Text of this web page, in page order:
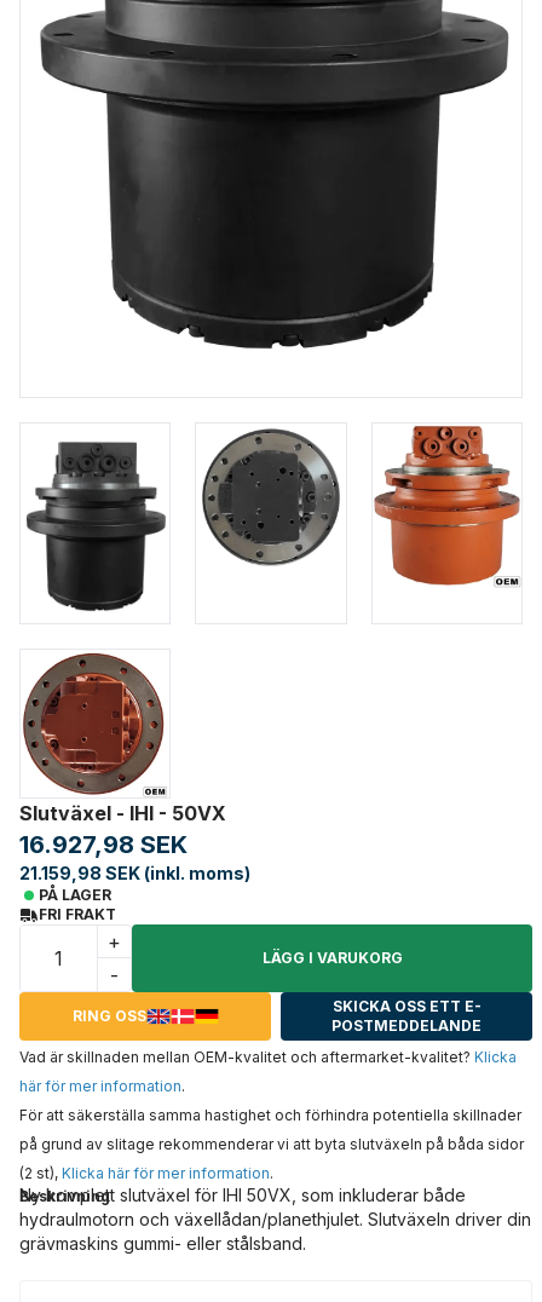
Slutväxel - IHI - 50VX
16.927,98 SEK
21.159,98 SEK (inkl. moms)
PÅ LAGER
FRI FRAKT
+
-
LÄGG I VARUKORG
RING OSS
SKICKA OSS ETT E-
POSTMEDDELANDE
Vad är skillnaden mellan OEM-kvalitet och aftermarket-kvalitet? Klicka
här för mer information.
För att säkerställa samma hastighet och förhindra potentiella skillnader
på grund av slitage rekommenderar vi att byta slutväxeln på båda sidor
(2 st), Klicka här för mer information.
Beskrivning
Ny komplett slutväxel för IHI 50VX, som inkluderar både
hydraulmotorn och växellådan/planethjulet. Slutväxeln driver din
grävmaskins gummi- eller stålsband.